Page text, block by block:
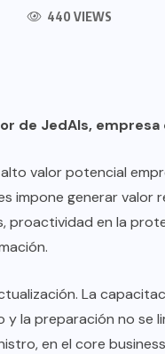
440 VIEWS
de JedAIs,
valor potencial
impone generar valor
proactividad en la
La
la preparación no se
en el core